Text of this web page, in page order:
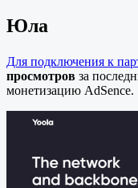
Юла
Для подключения к
просмотров за
монетизацию AdSence.